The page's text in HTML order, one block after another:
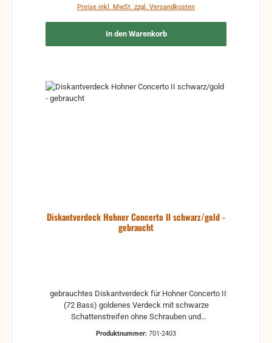
Preise inkl. MwSt. zzgl. Versandkosten
In den Warenkorb
Diskantverdeck Hohner Concerto II schwarz/gold -
gebraucht
(72 Bass) goldenes Verdeck mit schwarze
Schattenstreifen ohne Schrauben und
Produktnummer: 701-2403